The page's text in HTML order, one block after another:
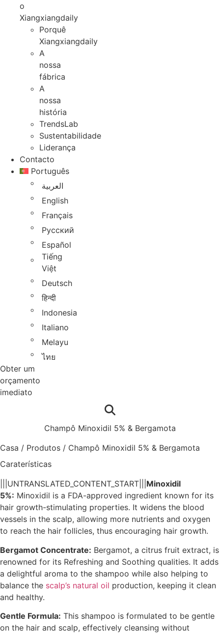
o
Xiangxiangdaily
Porquê
Xiangxiangdaily
A
nossa
fábrica
A
nossa
história
TrendsLab
Sustentabilidade
Liderança
Contacto
Português
العربية
English
Français
Русский
Español
Tiếng
Việt
Deutsch
हिन्दी
Indonesia
Italiano
Melayu
ไทย
Obter um
orçamento
imediato
Champô Minoxidil 5% & Bergamota
Casa / Produtos / Champô Minoxidil 5% & Bergamota
Caraterísticas
|||UNTRANSLATED_CONTENT_START||| Minoxidil
5%: Minoxidil is a FDA-approved ingredient known for its
hair growth-stimulating properties. It widens the blood
vessels in the scalp, allowing more nutrients and oxygen
to reach the hair follicles, thus encouraging hair growth.
Bergamot Concentrate: Bergamot, a citrus fruit extract, is
renowned for its Refreshing and Soothing qualities. It adds
a delightful aroma to the shampoo while also helping to
balance the scalp’s natural oil production, keeping it clean
and healthy.
Gentle Formula: This shampoo is formulated to be gentle
on the hair and scalp, effectively cleansing without